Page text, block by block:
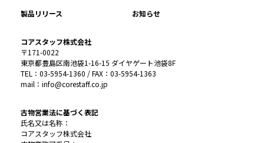
製品リリース
お知らせ
コアスタッフ株式会社
〒171-0022
東京都豊島区南池袋1-16-15 ダイヤゲート池袋8F
TEL：03-5954-1360 / FAX：03-5954-1363
mail：info@corestaff.co.jp
古物営業法に基づく表記
氏名又は名称：
コアスタッフ株式会社